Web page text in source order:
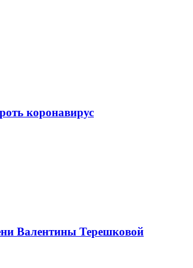
коронавирус
Валентины Терешковой